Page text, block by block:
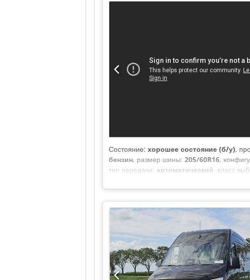
Состояние: хорошее состояние (б/у),
бензин, размер шины: 205/60R16,
тип передачи: автоматический, класс
1 250 мм, Год выпуска:2024,
прицепное устройство, система
зеркало,